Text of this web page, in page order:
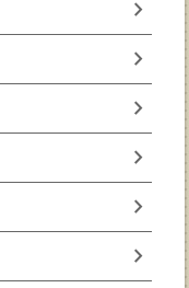
chevron_right
chevron_right
chevron_right
chevron_right
chevron_right
chevron_right